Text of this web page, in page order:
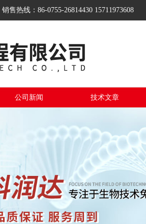
销售热线：86-0755-26814430 15711973608
公司新闻 技术文章